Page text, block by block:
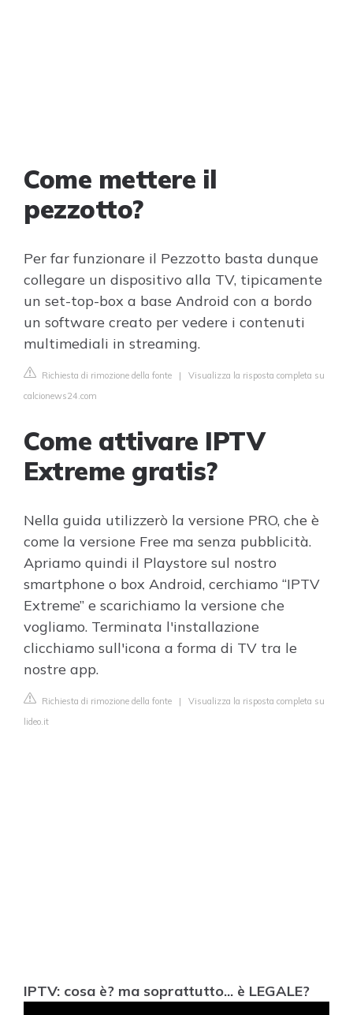
Come mettere il
pezzotto?
Per far funzionare il Pezzotto basta dunque
collegare un dispositivo alla TV, tipicamente
un set-top-box a base Android con a bordo
un software creato per vedere i contenuti
multimediali in streaming.
Richiesta di rimozione della fonte | Visualizza la risposta completa su
calcionews24.com
Come attivare IPTV
Extreme gratis?
Nella guida utilizzerò la versione PRO, che è
come la versione Free ma senza pubblicità.
Apriamo quindi il Playstore sul nostro
smartphone o box Android, cerchiamo “IPTV
Extreme” e scarichiamo la versione che
vogliamo. Terminata l'installazione
clicchiamo sull'icona a forma di TV tra le
nostre app.
Richiesta di rimozione della fonte | Visualizza la risposta completa su
lideo.it
IPTV: cosa è? ma soprattutto... è LEGALE?